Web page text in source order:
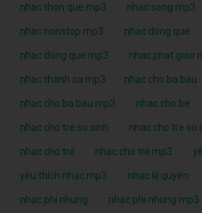
nhac thon que mp3 nhac song mp3
nhac nonstop mp3 nhac dong que
nhac dong que mp3 nhac phat giao
nhac thanh ca mp3 nhac cho ba bau
nhac cho ba bau mp3 nhac cho be
nhac cho tre so sinh nhac cho tre so
nhạc cho trẻ nhạc cho trẻ mp3
yêu thích nhạc mp3 nhạc lệ quyên
nhạc phi nhung nhạc phi nhung mp3